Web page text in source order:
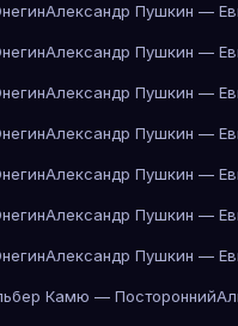
Александр Пушкин —
Александр Пушкин —
Александр Пушкин —
Александр Пушкин —
Александр Пушкин —
Александр Пушкин —
Александр Пушкин —
Камю — Посторонний